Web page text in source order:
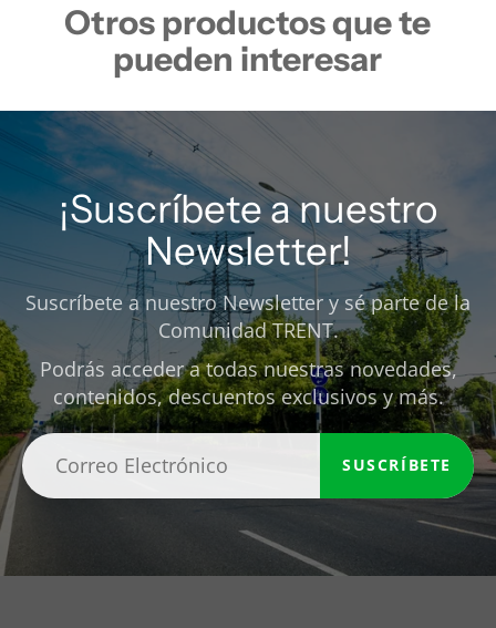
Otros productos que te
pueden interesar
¡Suscríbete a nuestro
Newsletter!
Suscríbete a nuestro Newsletter y sé parte de la
Comunidad TRENT.
Podrás acceder a todas nuestras novedades,
contenidos, descuentos exclusivos y más.
SUSCRÍBETE